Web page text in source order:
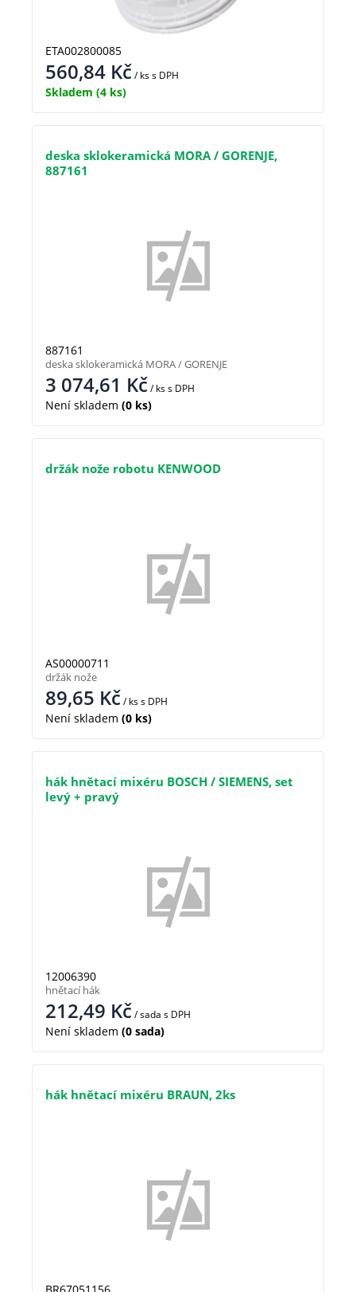
ETA002800085
560,84 Kč/ kss DPH
Skladem (4 ks)
deska sklokeramická MORA / GORENJE,
887161
887161
3 074,61 Kč/ kss DPH
Není skladem (0 ks)
deska sklokeramická MORA / GORENJE
držák nože robotu KENWOOD
AS00000711
89,65 Kč/ kss DPH
Není skladem (0 ks)
držák nože
hák hnětací mixéru BOSCH / SIEMENS, set
levý + pravý
12006390
212,49 Kč/ sada s DPH
Není skladem (0 sada)
hnětací hák
hák hnětací mixéru BRAUN, 2ks